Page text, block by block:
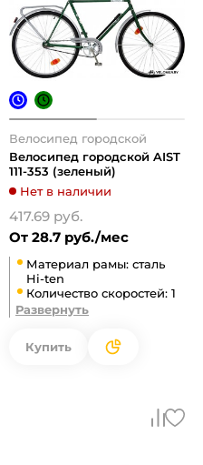
Велосипед городской
Велосипед городской AIST
111-353 (зеленый)
Нет в наличии
417.69 руб.
От 28.7 руб./мес
Материал рамы: сталь
Hi-ten
Количество скоростей: 1
Развернуть
Купить